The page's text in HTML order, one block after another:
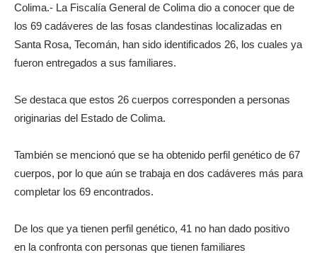
Colima.- La Fiscalía General de Colima dio a conocer que de
los 69 cadáveres de las fosas clandestinas localizadas en
Santa Rosa, Tecomán, han sido identificados 26, los cuales ya
fueron entregados a sus familiares.
Se destaca que estos 26 cuerpos corresponden a personas
originarias del Estado de Colima.
También se mencionó que se ha obtenido perfil genético de 67
cuerpos, por lo que aún se trabaja en dos cadáveres más para
completar los 69 encontrados.
De los que ya tienen perfil genético, 41 no han dado positivo
en la confronta con personas que tienen familiares